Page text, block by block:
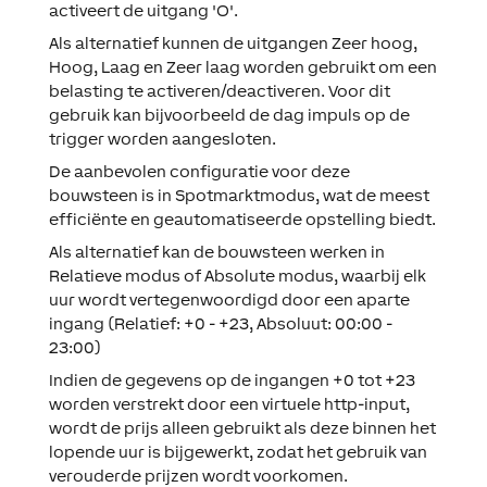
activeert de uitgang 'O'.
Als alternatief kunnen de uitgangen Zeer hoog,
Hoog, Laag en Zeer laag worden gebruikt om een
belasting te activeren/deactiveren. Voor dit
gebruik kan bijvoorbeeld de dag impuls op de
trigger worden aangesloten.
De aanbevolen configuratie voor deze
bouwsteen is in Spotmarktmodus, wat de meest
efficiënte en geautomatiseerde opstelling biedt.
Als alternatief kan de bouwsteen werken in
Relatieve modus of Absolute modus, waarbij elk
uur wordt vertegenwoordigd door een aparte
ingang (Relatief: +0 - +23, Absoluut: 00:00 -
23:00)
Indien de gegevens op de ingangen +0 tot +23
worden verstrekt door een virtuele http-input,
wordt de prijs alleen gebruikt als deze binnen het
lopende uur is bijgewerkt, zodat het gebruik van
verouderde prijzen wordt voorkomen.